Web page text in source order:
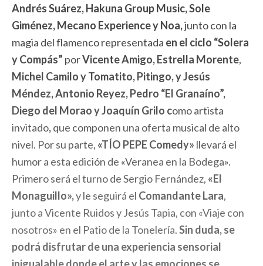
Andrés Suárez, Hakuna Group Music, Sole
Giménez, Mecano Experience y Noa,junto con la
magia del flamenco representada en el ciclo “Solera
y Compás” porVicente Amigo, Estrella Morente,
Michel Camilo y Tomatito, Pitingo, y Jesús
Méndez, Antonio Reyez, Pedro “El Granaíno”,
Diego del Morao y Joaquín Grilo como artista
invitado,que componen una oferta musical de alto
nivel. Por su parte, «TÍO PEPE Comedy» llevará el
humor a esta edición de «Veranea en la Bodega».
Primero será el turno de Sergio Fernández, «El
Monaguillo»,y le seguirá el Comandante Lara,
junto a Vicente Ruidos y Jesús Tapia, con «Viaje con
nosotros» en el Patio de la Tonelería.Sin duda, se
podrá disfrutar de una experiencia sensorial